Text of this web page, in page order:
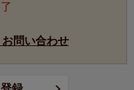
問い合わせ